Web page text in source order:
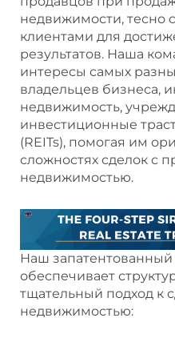
недвижимости, тесно
клиентами для
результатов. Наша
интересы самых
владельцев бизнеса,
недвижимость,
инвестиционные
(REITs), помогая им
сложностях сделок с
недвижимостью.
Наш запатентованный
обеспечивает
тщательный подход к
недвижимостью: